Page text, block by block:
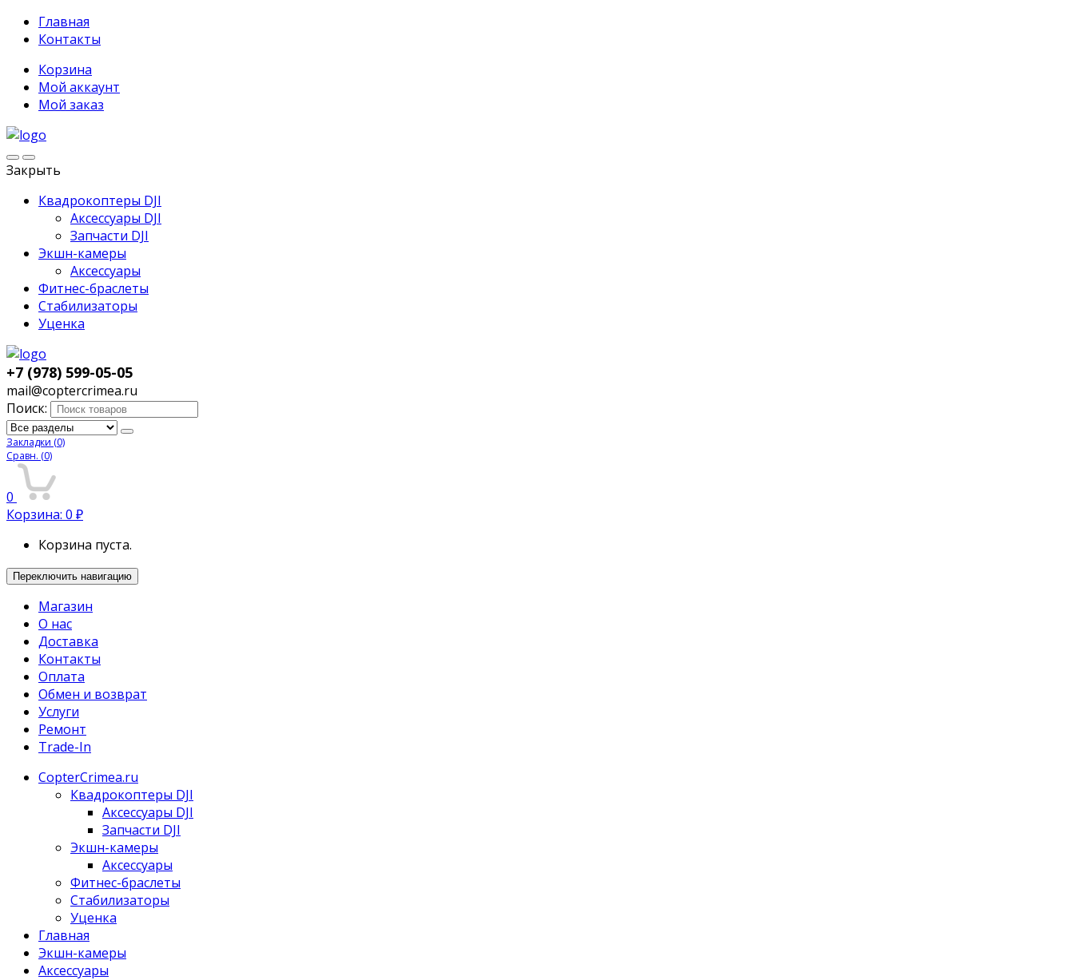
Главная
Контакты
Корзина
Мой аккаунт
Мой заказ
Закрыть
Квадрокоптеры DJI
Аксессуары DJI
Запчасти DJI
Экшн-камеры
Аксессуары
Фитнес-браслеты
Стабилизаторы
Уценка
+7 (978) 599-05-05
mail@coptercrimea.ru
Поиск:
Закладки (0)
Сравн. (0)
0
Корзина: 0 ₽
Корзина пуста.
Переключить навигацию
Магазин
О нас
Доставка
Контакты
Оплата
Обмен и возврат
Услуги
Ремонт
Trade-In
CopterCrimea.ru
Квадрокоптеры DJI
Аксессуары DJI
Запчасти DJI
Экшн-камеры
Аксессуары
Фитнес-браслеты
Стабилизаторы
Уценка
Главная
Экшн-камеры
Аксессуары